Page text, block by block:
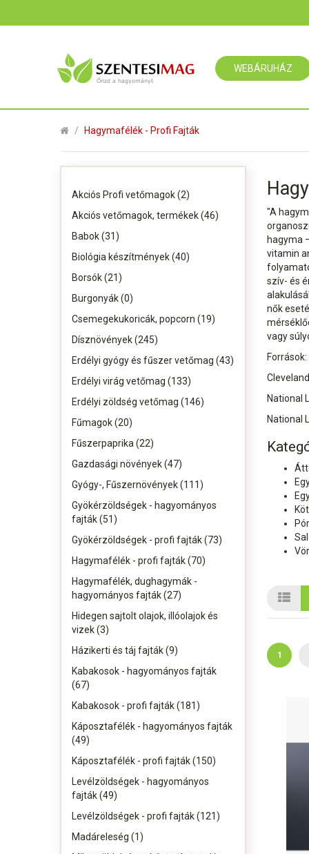
WEBÁRUHÁZ
Hagymafélék - Profi Fajták
Akciós Profi vetőmagok (2)
Akciós vetőmagok, termékek (46)
Babok (31)
Biológia készítmények (40)
Borsók (21)
Burgonyák (0)
Csemegekukoricák, popcorn (19)
Dísznövények (245)
Erdélyi gyógy és fűszer vetőmag (43)
Erdélyi virág vetőmag (133)
Erdélyi zöldség vetőmag (146)
Fűmagok (20)
Fűszerpaprika (22)
Gazdasági növények (47)
Gyógy-, Fűszernövények (111)
Gyökérzöldségek - hagyományos
fajták (51)
Gyökérzöldségek - profi fajták (73)
Hagymafélék - profi fajták (70)
Hagymafélék, dughagymák -
hagyományos fajták (27)
Hidegen sajtolt olajok, illóolajok és
vizek (3)
Házikerti és táj fajták (9)
Kabakosok - hagyományos fajták
(67)
Kabakosok - profi fajták (181)
Káposztafélék - hagyományos fajták
(49)
Káposztafélék - profi fajták (150)
Levélzöldségek - hagyományos
fajták (49)
Levélzöldségek - profi fajták (121)
Madáreleség (1)
"A
hagyma
vitamin
szív- és
nők
vagy
Források:
National
National
1